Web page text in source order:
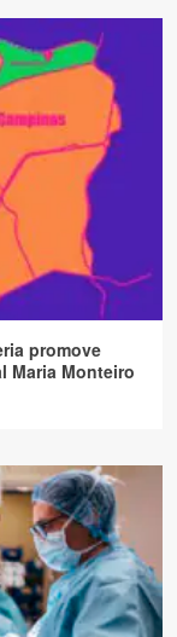
promove
Maria Monteiro